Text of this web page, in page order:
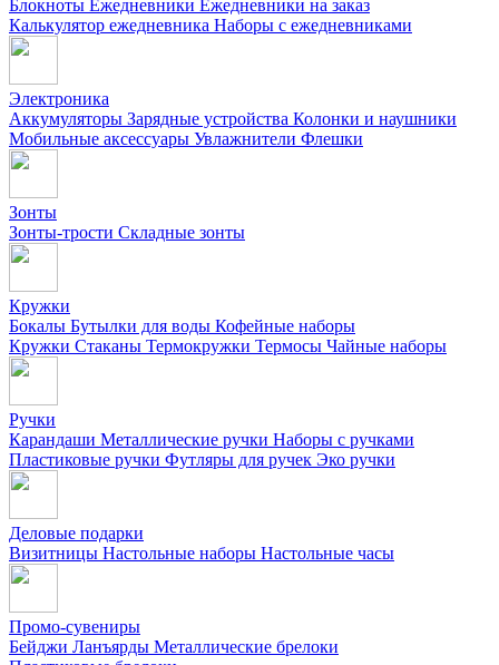
Блокноты Ежедневники Ежедневники на заказ
Калькулятор ежедневника Наборы с ежедневниками
Электроника
Аккумуляторы Зарядные устройства Колонки и наушники
Мобильные аксессуары Увлажнители Флешки
Зонты
Зонты-трости Складные зонты
Кружки
Бокалы Бутылки для воды Кофейные наборы
Кружки Стаканы Термокружки Термосы Чайные наборы
Ручки
Карандаши Металлические ручки Наборы с ручками
Пластиковые ручки Футляры для ручек Эко ручки
Деловые подарки
Визитницы Настольные наборы Настольные часы
Промо-сувениры
Бейджи Ланъярды Металлические брелоки